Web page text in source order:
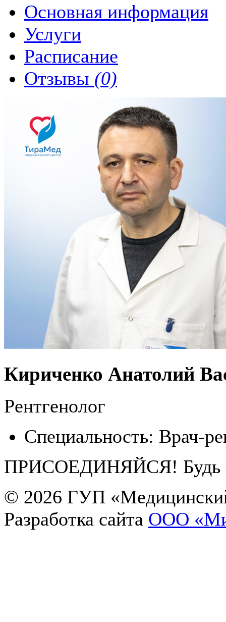
Основная информация
Услуги
Расписание
Отзывы (0)
Кириченко Анатолий
Рентгенолог
Специальность: Врач-
ПРИСОЕДИНЯЙСЯ! Будь в
© 2026 ГУП
Разработка сайта OOO